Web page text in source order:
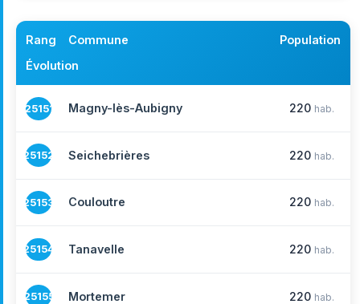
Rang Commune
Population
Évolution
25151 Magny-lès-Aubigny 220 hab.
25152 Seichebrières 220 hab.
25153 Couloutre 220 hab.
25154 Tanavelle 220 hab.
25155 Mortemer 220 hab.